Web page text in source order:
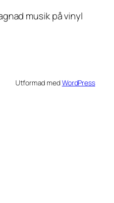
musik på vinyl
Utformad medWordPress